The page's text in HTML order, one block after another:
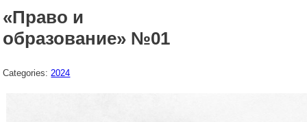
«Право и
образование» №01
Categories: 2024